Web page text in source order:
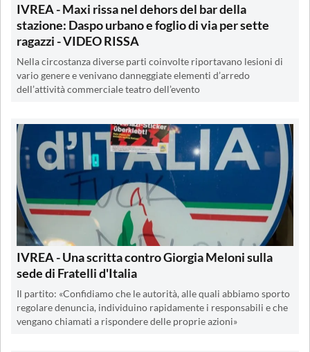
IVREA - Maxi rissa nel dehors del bar della
stazione: Daspo urbano e foglio di via per sette
ragazzi - VIDEO RISSA
Nella circostanza diverse parti coinvolte riportavano lesioni di
vario genere e venivano danneggiate elementi d’arredo
dell’attività commerciale teatro dell’evento
IVREA - Una scritta contro Giorgia Meloni sulla
sede di Fratelli d'Italia
Il partito: «Confidiamo che le autorità, alle quali abbiamo sporto
regolare denuncia, individuino rapidamente i responsabili e che
vengano chiamati a rispondere delle proprie azioni»